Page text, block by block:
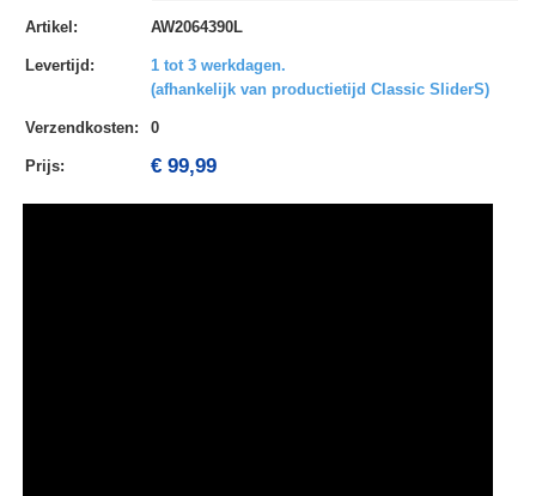
Artikel : AW2064390L
Levertijd :
1 tot 3 werkdagen.
(afhankelijk van productietijd Classic SliderS)
Verzendkosten: 0
Prijs: € 99,99